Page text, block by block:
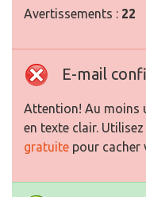
Avertissements : 22
E-mail
Attention! Au moins
en texte clair. Utilisez
gratuite pour cacher